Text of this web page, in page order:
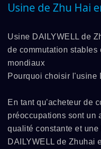
Usine de Zhu Hai
Usine DAILYWELL de
de commutation stables
mondiaux
Pourquoi choisir l'usine
En tant qu'acheteur de
préoccupations sont un
qualité constante et
DAILYWELL de Zhuhai